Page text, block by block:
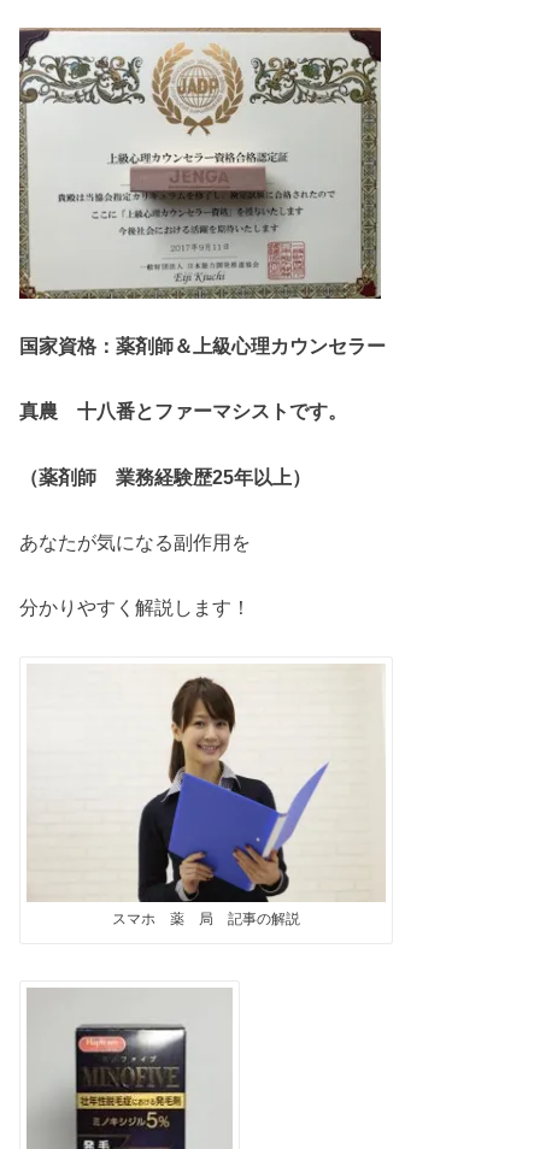
国家資格：薬剤師＆上級心理カウンセラー
真農 十八番とファーマシストです。
（薬剤師 業務経験歴25年以上）
あなたが気になる副作用を
分かりやすく解説します！
スマホ 薬 局 記事の解説